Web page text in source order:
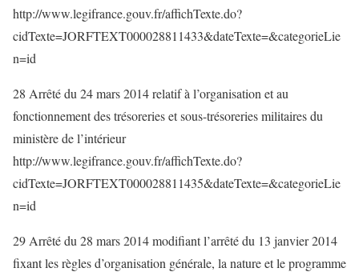
http://www.legifrance.gouv.fr/affichTexte.do?
cidTexte=JORFTEXT000028811433&dateTexte=&categorieLie
n=id
28 Arrêté du 24 mars 2014 relatif à l’organisation et au
fonctionnement des trésoreries et sous-trésoreries militaires du
ministère de l’intérieur
http://www.legifrance.gouv.fr/affichTexte.do?
cidTexte=JORFTEXT000028811435&dateTexte=&categorieLie
n=id
29 Arrêté du 28 mars 2014 modifiant l’arrêté du 13 janvier 2014
fixant les règles d’organisation générale, la nature et le programme